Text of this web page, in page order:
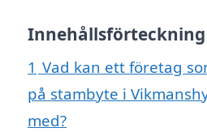
Innehållsförteckning
1 Vad kan ett företag
på stambyte i
med?